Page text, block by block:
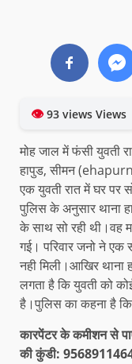
👁93 views Views
मोह जाल में फंसी युवती
हापुड, सीमन
एक युवती रात में घर पर
पुलिस के अनुसार थाना
के साथ सो रही थी।वह
गई। परिवार जनो ने एक
नही मिली।आखिर थाना
लगता है कि युवती को
है।पुलिस का कहना है कि
कारपेंटर के कमीशन से
की कुंडी: